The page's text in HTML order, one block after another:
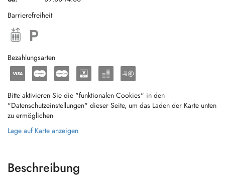
Barrierefreiheit
Bezahlungsarten
Bitte aktivieren Sie die "funktionalen Cookies" in den
"Datenschutzeinstellungen" dieser Seite, um das Laden der Karte unten
zu ermöglichen
Lage auf Karte anzeigen
Beschreibung